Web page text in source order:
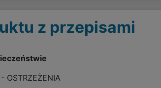
z przepisami
OSTRZEŻENIA